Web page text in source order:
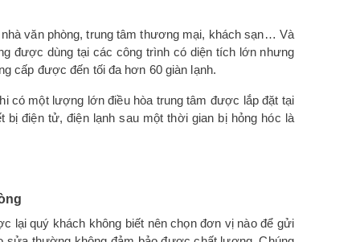
văn phòng, trung tâm thương mại, khách sạn… Và
được dùng tại các công trình có diện tích lớn nhưng
cấp được đến tối đa hơn 60 giàn lạnh.
có một lượng lớn điều hòa trung tâm được lắp đặt tại
bị điện tử, điện lạnh sau một thời gian bị hỏng hóc là
lại quý khách không biết nên chọn đơn vị nào để gửi